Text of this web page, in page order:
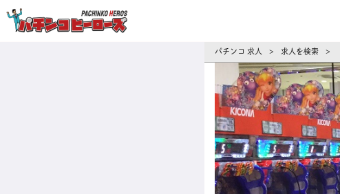
パチンコ 求人 > 求人を検索 >